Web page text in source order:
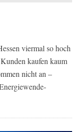
viermal so hoch
kaufen kaum
nicht an –